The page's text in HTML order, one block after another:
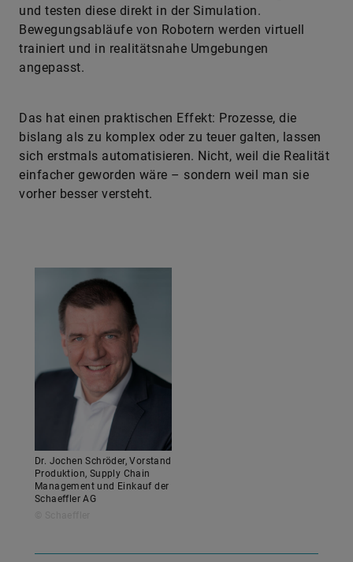
und testen diese direkt in der Simulation.
Bewegungsabläufe von Robotern werden virtuell
trainiert und in realitätsnahe Umgebungen
angepasst.
Das hat einen praktischen Effekt: Prozesse, die
bislang als zu komplex oder zu teuer galten, lassen
sich erstmals automatisieren. Nicht, weil die Realität
einfacher geworden wäre – sondern weil man sie
vorher besser versteht.
Dr. Jochen Schröder, Vorstand
Produktion, Supply Chain
Management und Einkauf der
Schaeffler AG